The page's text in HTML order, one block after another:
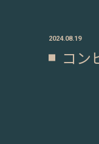
2024.08.19
コン